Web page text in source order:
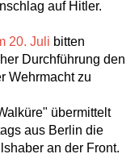
auf Hitler.
20. Juli bitten
Durchführung den
Wehrmacht zu
übermittelt
aus Berlin die
an der Front.